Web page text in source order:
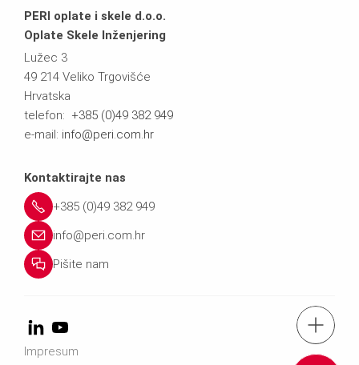
Tel.: +385 49
PERI oplate i skele d.o.o.
Oplate Skele Inženjering
Lužec 3
49 214 Veliko Trgovišće
Hrvatska
telefon: +385 (0)49 382 949
e-mail: info@peri.com.hr
Kontaktirajte nas
+385 (0)49 382 949
info@peri.com.hr
Pišite nam
Impresum